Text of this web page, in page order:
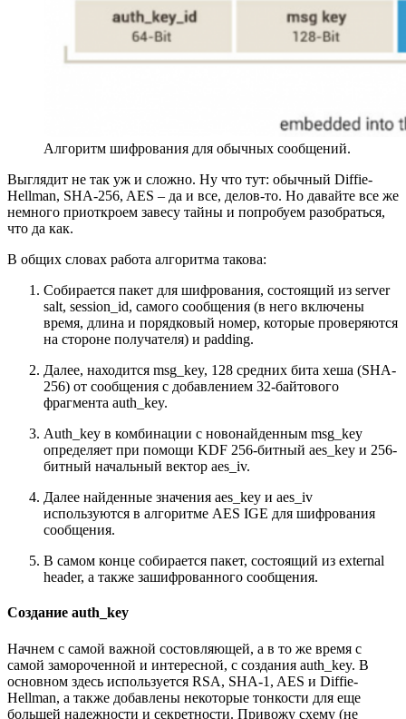
Алгоритм шифрования для обычных сообщений.
Выглядит не так уж и сложно. Ну что тут: обычный Diffie-
Hellman, SHA-256, AES – да и все, делов-то. Но давайте все же
немного приоткроем завесу тайны и попробуем разобраться,
что да как.
В общих словах работа алгоритма такова:
Собирается пакет для шифрования, состоящий из server
salt, session_id, самого сообщения (в него включены
время, длина и порядковый номер, которые проверяются
на стороне получателя) и padding.
Далее, находится msg_key, 128 средних бита хеша (SHA-
256) от сообщения с добавлением 32-байтового
фрагмента auth_key.
Auth_key в комбинации с новонайденным msg_key
определяет при помощи KDF 256-битный aes_key и 256-
битный начальный вектор aes_iv.
Далее найденные значения aes_key и aes_iv
используются в алгоритме AES IGE для шифрования
сообщения.
В самом конце собирается пакет, состоящий из external
header, а также зашифрованного сообщения.
Создание auth_key
Начнем с самой важной состовляющей, а в то же время с
самой замороченной и интересной, с создания auth_key. В
основном здесь используется RSA, SHA-1, AES и Diffie-
Hellman, а также добавлены некоторые тонкости для еще
большей надежности и секретности. Привожу схему (не